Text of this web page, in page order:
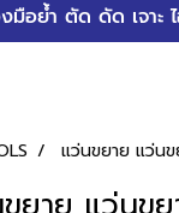
งมือย้ำ ตัด ดัด เจาะ
แว่นขยาย แว่น